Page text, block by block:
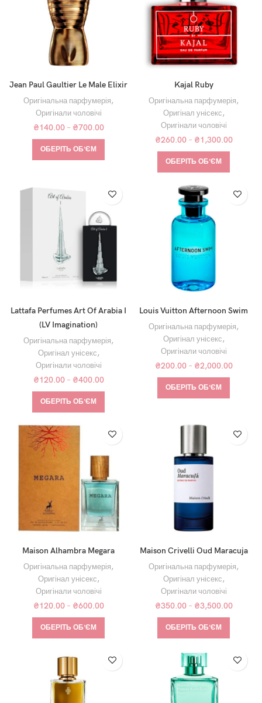
Jean Paul Gaultier Le Male Elixir
Оригінальна парфумерія,
Оригінали чоловічі
₴140.00– ₴700.00
ОБЕРІТЬ ОБʼЄМ
Kajal Ruby
Оригінальна парфумерія,
Оригінал унісекс,
Оригінали чоловічі
₴260.00– ₴1,300.00
ОБЕРІТЬ ОБʼЄМ
Lattafa Perfumes Art Of Arabia I
(LV Imagination)
Оригінальна парфумерія,
Оригінал унісекс,
Оригінали чоловічі
₴120.00– ₴400.00
ОБЕРІТЬ ОБʼЄМ
Louis Vuitton Afternoon Swim
Оригінальна парфумерія,
Оригінал унісекс,
Оригінали чоловічі
₴200.00– ₴2,000.00
ОБЕРІТЬ ОБʼЄМ
Maison Alhambra Megara
Оригінальна парфумерія,
Оригінал унісекс,
Оригінали чоловічі
₴120.00– ₴600.00
ОБЕРІТЬ ОБʼЄМ
Maison Crivelli Oud Maracuja
Оригінальна парфумерія,
Оригінал унісекс,
Оригінали чоловічі
₴350.00– ₴3,500.00
ОБЕРІТЬ ОБʼЄМ